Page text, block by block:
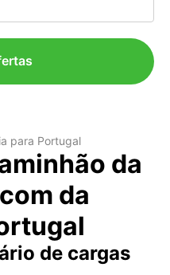
para Portugal
da
da
de cargas